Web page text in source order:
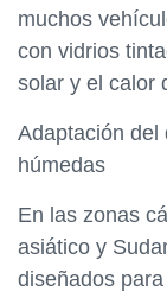
muchos
con vidrios
solar y el calor
Adaptación del
húmedas
En las zonas
asiático y
diseñados